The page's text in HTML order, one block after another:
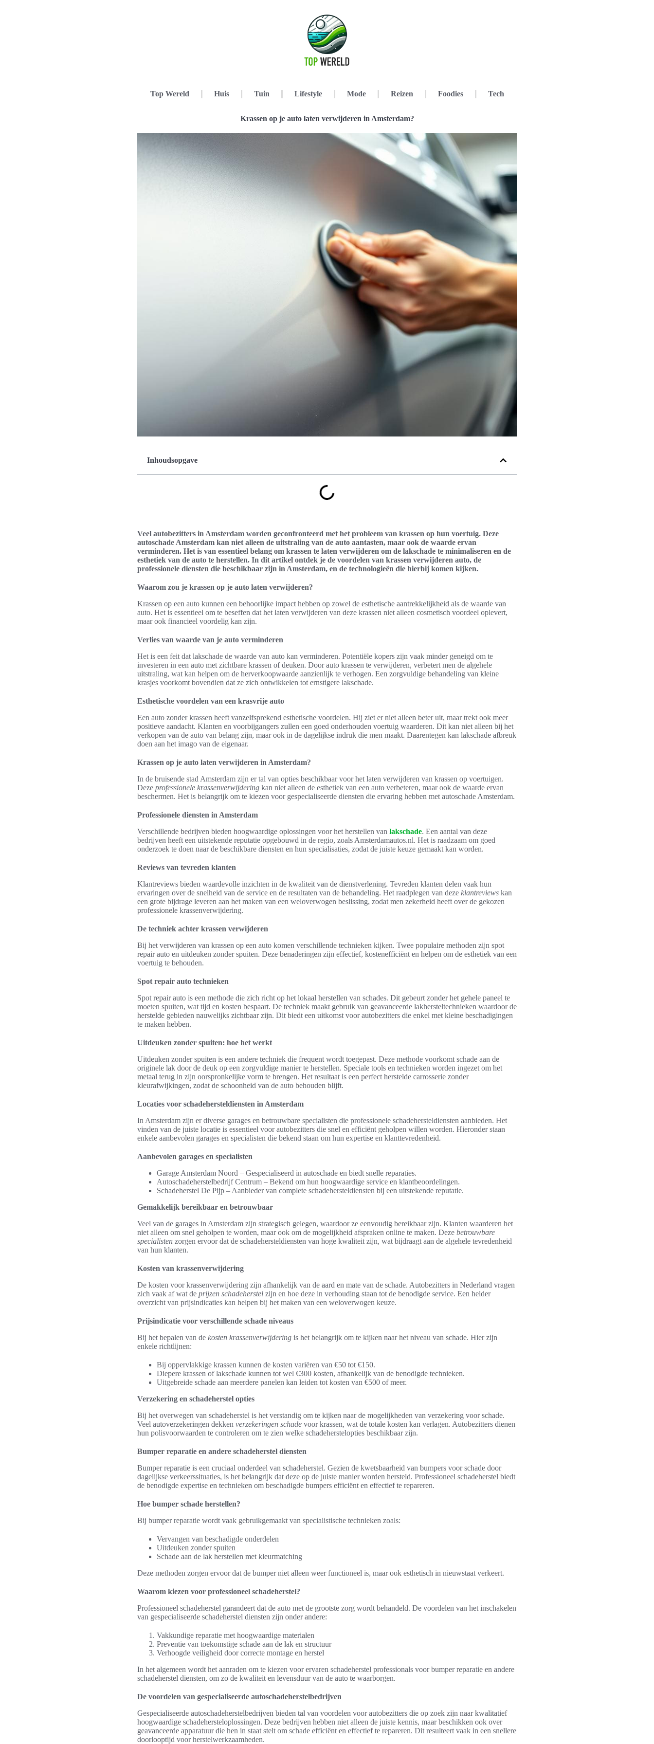
Top Wereld Huis Tuin Lifestyle Mode Reizen Foodies Tech
Krassen op je auto laten verwijderen in Amsterdam?
Inhoudsopgave
Veel autobezitters in Amsterdam worden geconfronteerd met het probleem van krassen op hun voertuig. Deze
autoschade Amsterdam kan niet alleen de uitstraling van de auto aantasten, maar ook de waarde ervan
verminderen. Het is van essentieel belang om krassen te laten verwijderen om de lakschade te minimaliseren en de
esthetiek van de auto te herstellen. In dit artikel ontdek je de voordelen van krassen verwijderen auto, de
professionele diensten die beschikbaar zijn in Amsterdam, en de technologieën die hierbij komen kijken.
Waarom zou je krassen op je auto laten verwijderen?
Krassen op een auto kunnen een behoorlijke impact hebben op zowel de esthetische aantrekkelijkheid als de waarde van
auto. Het is essentieel om te beseffen dat het laten verwijderen van deze krassen niet alleen cosmetisch voordeel oplevert,
maar ook financieel voordelig kan zijn.
Verlies van waarde van je auto verminderen
Het is een feit dat lakschade de waarde van auto kan verminderen. Potentiële kopers zijn vaak minder geneigd om te
investeren in een auto met zichtbare krassen of deuken. Door auto krassen te verwijderen, verbetert men de algehele
uitstraling, wat kan helpen om de herverkoopwaarde aanzienlijk te verhogen. Een zorgvuldige behandeling van kleine
krasjes voorkomt bovendien dat ze zich ontwikkelen tot ernstigere lakschade.
Esthetische voordelen van een krasvrije auto
Een auto zonder krassen heeft vanzelfsprekend esthetische voordelen. Hij ziet er niet alleen beter uit, maar trekt ook meer
positieve aandacht. Klanten en voorbijgangers zullen een goed onderhouden voertuig waarderen. Dit kan niet alleen bij het
verkopen van de auto van belang zijn, maar ook in de dagelijkse indruk die men maakt. Daarentegen kan lakschade afbreuk
doen aan het imago van de eigenaar.
Krassen op je auto laten verwijderen in Amsterdam?
In de bruisende stad Amsterdam zijn er tal van opties beschikbaar voor het laten verwijderen van krassen op voertuigen.
Deze professionele krassenverwijdering kan niet alleen de esthetiek van een auto verbeteren, maar ook de waarde ervan
beschermen. Het is belangrijk om te kiezen voor gespecialiseerde diensten die ervaring hebben met autoschade Amsterdam.
Professionele diensten in Amsterdam
Verschillende bedrijven bieden hoogwaardige oplossingen voor het herstellen van lakschade. Een aantal van deze
bedrijven heeft een uitstekende reputatie opgebouwd in de regio, zoals Amsterdamautos.nl. Het is raadzaam om goed
onderzoek te doen naar de beschikbare diensten en hun specialisaties, zodat de juiste keuze gemaakt kan worden.
Reviews van tevreden klanten
Klantreviews bieden waardevolle inzichten in de kwaliteit van de dienstverlening. Tevreden klanten delen vaak hun
ervaringen over de snelheid van de service en de resultaten van de behandeling. Het raadplegen van deze klantreviews kan
een grote bijdrage leveren aan het maken van een weloverwogen beslissing, zodat men zekerheid heeft over de gekozen
professionele krassenverwijdering.
De techniek achter krassen verwijderen
Bij het verwijderen van krassen op een auto komen verschillende technieken kijken. Twee populaire methoden zijn spot
repair auto en uitdeuken zonder spuiten. Deze benaderingen zijn effectief, kostenefficiënt en helpen om de esthetiek van een
voertuig te behouden.
Spot repair auto technieken
Spot repair auto is een methode die zich richt op het lokaal herstellen van schades. Dit gebeurt zonder het gehele paneel te
moeten spuiten, wat tijd en kosten bespaart. De techniek maakt gebruik van geavanceerde lakhersteltechnieken waardoor de
herstelde gebieden nauwelijks zichtbaar zijn. Dit biedt een uitkomst voor autobezitters die enkel met kleine beschadigingen
te maken hebben.
Uitdeuken zonder spuiten: hoe het werkt
Uitdeuken zonder spuiten is een andere techniek die frequent wordt toegepast. Deze methode voorkomt schade aan de
originele lak door de deuk op een zorgvuldige manier te herstellen. Speciale tools en technieken worden ingezet om het
metaal terug in zijn oorspronkelijke vorm te brengen. Het resultaat is een perfect herstelde carrosserie zonder
kleurafwijkingen, zodat de schoonheid van de auto behouden blijft.
Locaties voor schadehersteldiensten in Amsterdam
In Amsterdam zijn er diverse garages en betrouwbare specialisten die professionele schadehersteldiensten aanbieden. Het
vinden van de juiste locatie is essentieel voor autobezitters die snel en efficiënt geholpen willen worden. Hieronder staan
enkele aanbevolen garages en specialisten die bekend staan om hun expertise en klanttevredenheid.
Aanbevolen garages en specialisten
Garage Amsterdam Noord – Gespecialiseerd in autoschade en biedt snelle reparaties.
Autoschadeherstelbedrijf Centrum – Bekend om hun hoogwaardige service en klantbeoordelingen.
Schadeherstel De Pijp – Aanbieder van complete schadehersteldiensten bij een uitstekende reputatie.
Gemakkelijk bereikbaar en betrouwbaar
Veel van de garages in Amsterdam zijn strategisch gelegen, waardoor ze eenvoudig bereikbaar zijn. Klanten waarderen het
niet alleen om snel geholpen te worden, maar ook om de mogelijkheid afspraken online te maken. Deze betrouwbare
specialisten zorgen ervoor dat de schadehersteldiensten van hoge kwaliteit zijn, wat bijdraagt aan de algehele tevredenheid
van hun klanten.
Kosten van krassenverwijdering
De kosten voor krassenverwijdering zijn afhankelijk van de aard en mate van de schade. Autobezitters in Nederland vragen
zich vaak af wat de prijzen schadeherstel zijn en hoe deze in verhouding staan tot de benodigde service. Een helder
overzicht van prijsindicaties kan helpen bij het maken van een weloverwogen keuze.
Prijsindicatie voor verschillende schade niveaus
Bij het bepalen van de kosten krassenverwijdering is het belangrijk om te kijken naar het niveau van schade. Hier zijn
enkele richtlijnen:
Bij oppervlakkige krassen kunnen de kosten variëren van €50 tot €150.
Diepere krassen of lakschade kunnen tot wel €300 kosten, afhankelijk van de benodigde technieken.
Uitgebreide schade aan meerdere panelen kan leiden tot kosten van €500 of meer.
Verzekering en schadeherstel opties
Bij het overwegen van schadeherstel is het verstandig om te kijken naar de mogelijkheden van verzekering voor schade.
Veel autoverzekeringen dekken verzekeringen schade voor krassen, wat de totale kosten kan verlagen. Autobezitters dienen
hun polisvoorwaarden te controleren om te zien welke schadeherstelopties beschikbaar zijn.
Bumper reparatie en andere schadeherstel diensten
Bumper reparatie is een cruciaal onderdeel van schadeherstel. Gezien de kwetsbaarheid van bumpers voor schade door
dagelijkse verkeerssituaties, is het belangrijk dat deze op de juiste manier worden hersteld. Professioneel schadeherstel biedt
de benodigde expertise en technieken om beschadigde bumpers efficiënt en effectief te repareren.
Hoe bumper schade herstellen?
Bij bumper reparatie wordt vaak gebruikgemaakt van specialistische technieken zoals:
Vervangen van beschadigde onderdelen
Uitdeuken zonder spuiten
Schade aan de lak herstellen met kleurmatching
Deze methoden zorgen ervoor dat de bumper niet alleen weer functioneel is, maar ook esthetisch in nieuwstaat verkeert.
Waarom kiezen voor professioneel schadeherstel?
Professioneel schadeherstel garandeert dat de auto met de grootste zorg wordt behandeld. De voordelen van het inschakelen
van gespecialiseerde schadeherstel diensten zijn onder andere:
Vakkundige reparatie met hoogwaardige materialen
Preventie van toekomstige schade aan de lak en structuur
Verhoogde veiligheid door correcte montage en herstel
In het algemeen wordt het aanraden om te kiezen voor ervaren schadeherstel professionals voor bumper reparatie en andere
schadeherstel diensten, om zo de kwaliteit en levensduur van de auto te waarborgen.
De voordelen van gespecialiseerde autoschadeherstelbedrijven
Gespecialiseerde autoschadeherstelbedrijven bieden tal van voordelen voor autobezitters die op zoek zijn naar kwalitatief
hoogwaardige schadehersteloplossingen. Deze bedrijven hebben niet alleen de juiste kennis, maar beschikken ook over
geavanceerde apparatuur die hen in staat stelt om schade efficiënt en effectief te repareren. Dit resulteert vaak in een snellere
doorlooptijd voor herstelwerkzaamheden.